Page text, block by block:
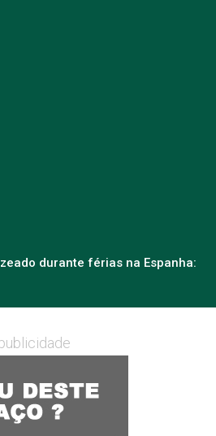
durante férias na Espanha: